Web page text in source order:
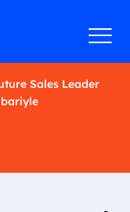
Sales Leader